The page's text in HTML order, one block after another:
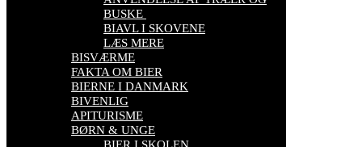
BUSKE
BIAVL I SKOVENE
LÆS MERE
BISVÆRME
FAKTA OM BIER
BIERNE I DANMARK
BIVENLIG
APITURISME
BØRN & UNGE
BIER I SKOLEN